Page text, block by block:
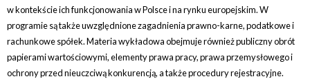
w kontekście ich funkcjonowania w Polsce i na rynku europejskim. W
programie są także uwzględnione zagadnienia prawno-karne, podatkowe i
rachunkowe spółek. Materia wykładowa obejmuje również publiczny obrót
papierami wartościowymi, elementy prawa pracy, prawa przemysłowego i
ochrony przed nieuczciwą konkurencją, a także procedury rejestracyjne.